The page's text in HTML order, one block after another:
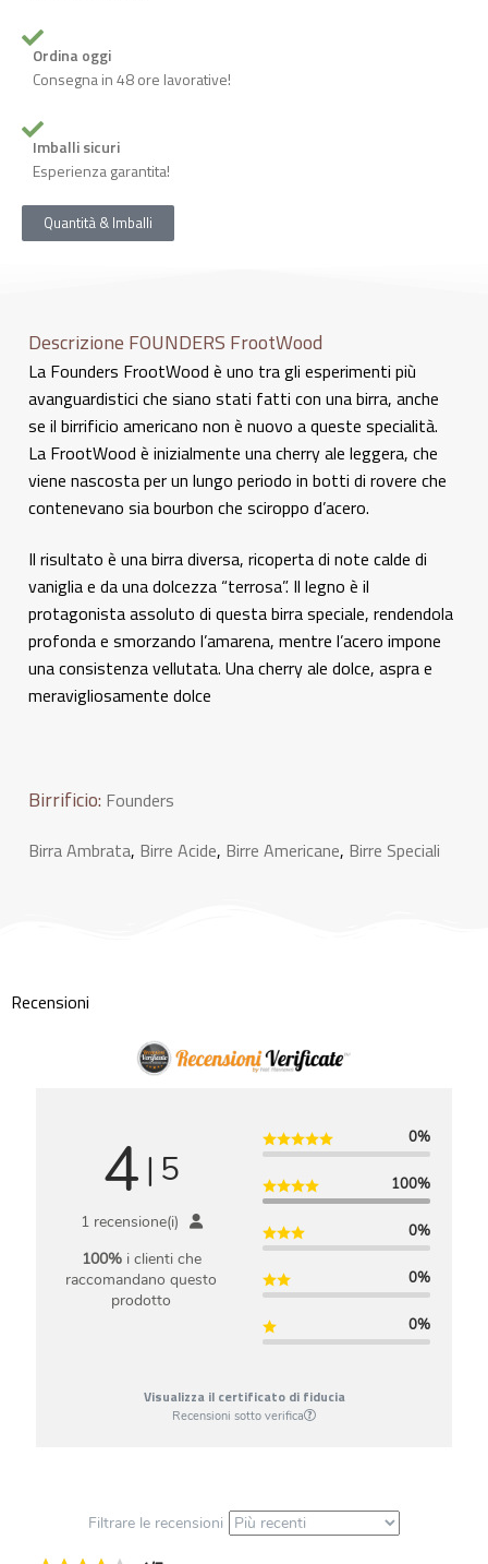
Ordina oggi
Consegna in 48 ore lavorative!
Imballi sicuri
Esperienza garantita!
Quantità & Imballi
Descrizione FOUNDERS FrootWood
La Founders FrootWood è uno tra gli esperimenti più
avanguardistici che siano stati fatti con una birra, anche
se il birrificio americano non è nuovo a queste specialità.
La FrootWood è inizialmente una cherry ale leggera, che
viene nascosta per un lungo periodo in botti di rovere che
contenevano sia bourbon che sciroppo d’acero.
Il risultato è una birra diversa, ricoperta di note calde di
vaniglia e da una dolcezza “terrosa”. Il legno è il
protagonista assoluto di questa birra speciale, rendendola
profonda e smorzando l’amarena, mentre l’acero impone
una consistenza vellutata. Una cherry ale dolce, aspra e
meravigliosamente dolce
Birrificio: Founders
Birra Ambrata, Birre Acide, Birre Americane, Birre Speciali
Recensioni
4 | 5
1 recensione(i)
100%i clienti che
raccomandano questo
prodotto
0%
100%
0%
0%
0%
Visualizza il certificato di fiducia
Recensioni sotto verifica
Filtrare le recensioni